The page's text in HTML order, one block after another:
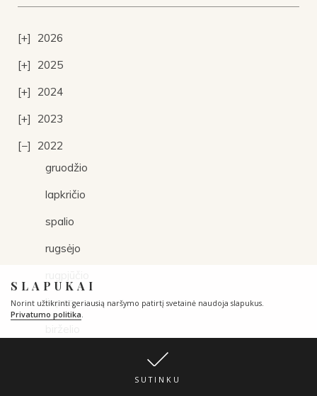
SLAPUKAI
Norint užtikrinti geriausią naršymo patirtį svetainė naudoja slapukus.
Privatumo politika.
SUTINKU
2026
2025
2024
2023
2022
gruodžio
lapkričio
spalio
rugsėjo
liepos